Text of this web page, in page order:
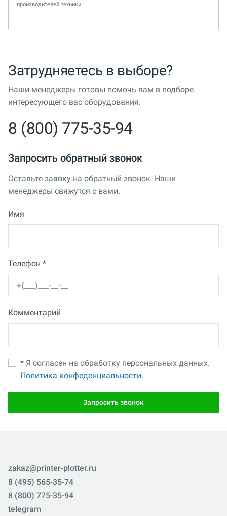
производителей техники.
Затрудняетесь в выборе?
Наши менеджеры готовы помочь вам в подборе
интересующего вас оборудования.
8 (800) 775-35-94
Запросить обратный звонок
Оставьте заявку на обратный звонок. Наши
менеджеры свяжутся с вами.
Имя
Телефон *
Комментарий
* Я согласен на обработку персональных данных.
Политика конфеденциальности.
Запросить звонок
zakaz@printer-plotter.ru
8 (495) 565-35-74
8 (800) 775-35-94
telegram